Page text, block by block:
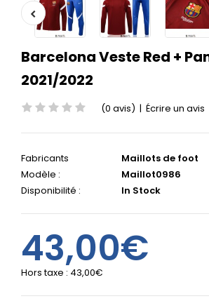
Barcelona Veste Red +
2021/2022
(0 avis) | Écrire un avis
Fabricants
Maillots de foot
Modèle :
Maillot0986
Disponibilité :
In Stock
43,00€
Hors taxe : 43,00€